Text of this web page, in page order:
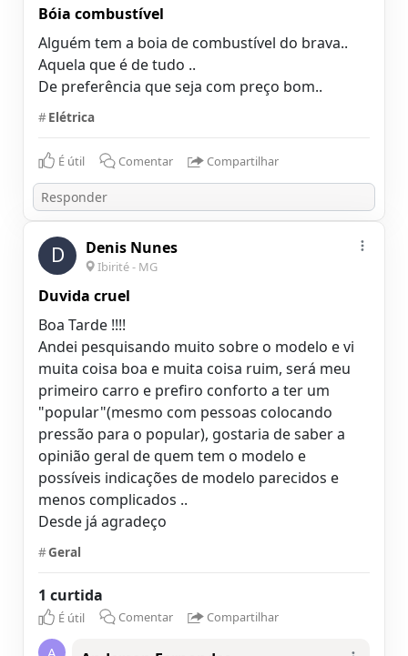
Bóia combustível
Alguém tem a boia de combustível do brava..
Aquela que é de tudo ..
De preferência que seja com preço bom..
#Elétrica
É útil Comentar Compartilhar
D Denis Nunes
Ibirité - MG
Duvida cruel
Boa Tarde !!!!
Andei pesquisando muito sobre o modelo e vi
muita coisa boa e muita coisa ruim, será meu
primeiro carro e prefiro conforto a ter um
"popular"(mesmo com pessoas colocando
pressão para o popular), gostaria de saber a
opinião geral de quem tem o modelo e
possíveis indicações de modelo parecidos e
menos complicados ..
Desde já agradeço
#Geral
1 curtida
É útil Comentar Compartilhar